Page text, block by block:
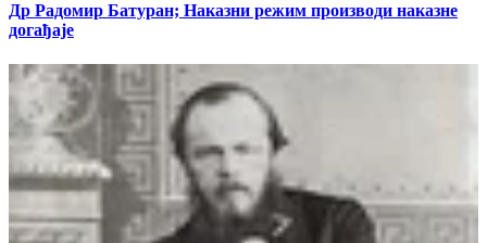
Др Радомир Батуран; Наказни режим производи наказне
догађаје